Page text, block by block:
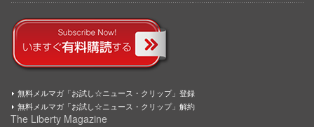
無料メルマガ「お試し☆ニュース・クリップ」登録
無料メルマガ「お試し☆ニュース・クリップ」解約
The Liberty Magazine